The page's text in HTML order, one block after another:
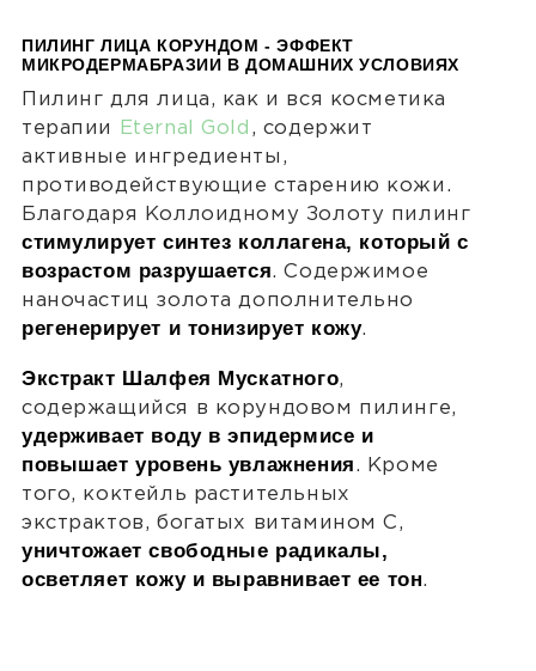
ПИЛИНГ ЛИЦА КОРУНДОМ - ЭФФЕКТ
МИКРОДЕРМАБРАЗИИ В ДОМАШНИХ УСЛОВИЯХ
Пилинг для лица, как и вся косметика
терапии
Eternal Gold , содержит
активные ингредиенты,
противодействующие старению кожи.
Благодаря Коллоидному Золоту пилинг
стимулирует синтез коллагена, который с
возрастом разрушается. Содержимое
наночастиц золота дополнительно
регенерирует и тонизирует кожу.
Экстракт Шалфея Мускатного,
содержащийся в корундовом пилинге,
удерживает воду в эпидермисе и
повышает уровень увлажнения . Кроме
того, коктейль растительных
экстрактов, богатых витамином С,
уничтожает свободные радикалы,
осветляет кожу и выравнивает ее тон.